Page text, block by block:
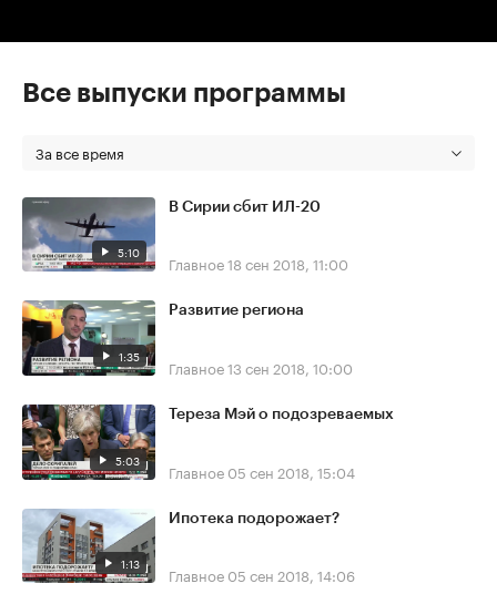
Все выпуски программы
За все время
5:10
В Сирии сбит ИЛ-20
Главное18 сен 2018, 11:00
1:35
Развитие региона
Главное13 сен 2018, 10:00
5:03
Тереза Мэй о подозреваемых
Главное 05 сен 2018, 15:04
1:13
Ипотека подорожает?
Главное 05 сен 2018, 14:06